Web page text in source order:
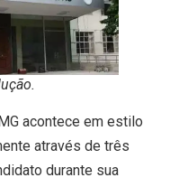
acontece em estilo
através de três
durante sua